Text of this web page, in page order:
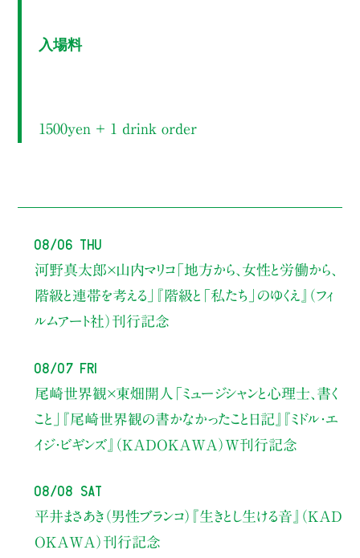
入場料
1500yen ＋ 1 drink order
08/06 Thu
河野真太郎×山内マリコ「地方から、女性と労働から、
階級と連帯を考える」
『階級と「私たち」のゆくえ』（フィ
ルムアート社）刊行記念
08/07 Fri
尾崎世界観×東畑開人
「ミュージシャンと心理士、書く
こと」
『尾崎世界観の書かなかったこと日記』『ミドル・エ
イジ・ビギンズ』（KADOKAWA）W刊行記念
08/08 Sat
平井まさあき（男性ブランコ） 『生きとし生ける音』（KAD
OKAWA）刊行記念